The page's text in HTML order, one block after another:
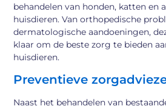
behandelen van honden, katten en
huisdieren. Van orthopedische
dermatologische aandoeningen,
klaar om de beste zorg te bieden
huisdieren.
Preventieve
Naast het behandelen van